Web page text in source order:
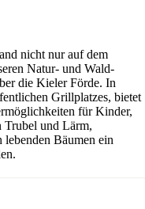
nicht nur auf dem
Natur- und Wald-
die Kieler Förde. In
Grillplatzes, bietet
für Kinder,
Trubel und Lärm,
lebenden Bäumen ein